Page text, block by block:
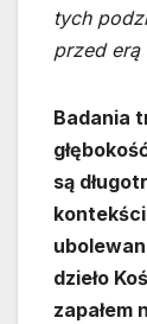
tych
przed erą
Badania
są
dzieło
zapałem